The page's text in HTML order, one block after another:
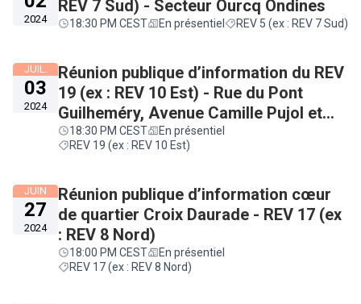
2024
REV 7 Sud) - Secteur Ourcq Ondines
18:30 PM CEST En présentiel REV 5 (ex : REV 7 Sud)
JUIL.
03
2024
Réunion publique d’information du REV
19 (ex : REV 10 Est) - Rue du Pont
Guilheméry, Avenue Camille Pujol et
Avenue de Castres
18:30 PM CEST
En présentiel
REV 19 (ex : REV 10 Est)
JUIN
27
2024
Réunion publique d’information cœur
de quartier Croix Daurade - REV 17 (ex
: REV 8 Nord)
18:00 PM CEST
En présentiel
REV 17 (ex : REV 8 Nord)